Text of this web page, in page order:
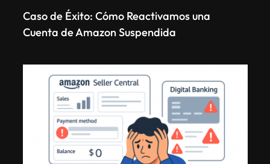
Caso de Éxito: Cómo Reactivamos una
Cuenta de Amazon Suspendida